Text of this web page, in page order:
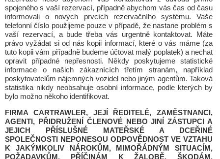
spojeného s vaší rezervací, případně abychom vás čas od času
informovali o nových prvcích rezervačního systému. Vaše
telefonní číslo použijeme pouze v případě, že nastane problém s
vaší rezervací, a bude třeba vás urgentně kontaktovat. Máte
právo vyžádat si od nás kopii informací, které o vás máme (za
tuto kopii vám případně budeme účtovat malý poplatek) a nechat
opravit případné nepřesnosti. Někdy poskytujeme statistické
informace o našich zákaznících třetím stranám, například
poskytovatelům nájemných vozidel nebo jiným agentům. Taková
statistika nikdy neobsahuje osobní informace, podle kterých by
bylo možno někoho identifikovat.
FIRMA CARTRAWLER, JEJÍ ŘEDITELÉ, ZAMĚSTNANCI,
AGENTI, PŘIDRUŽENÍ ČLENOVÉ NEBO JINÍ ZÁSTUPCI A
JEJICH PŘÍSLUŠNÉ MATEŘSKÉ A DCEŘINÉ
SPOLEČNOSTI NEPONESOU ODPOVĚDNOST VE VZTAHU
K JAKÝMKOLIV NÁROKŮM, MIMOŘÁDNÝM SITUACÍM,
POŽADAVKŮM, PŘÍČINÁM K ŽALOBĚ, ŠKODÁM,